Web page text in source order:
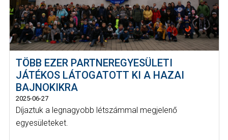
TÖBB EZER PARTNEREGYESÜLETI
JÁTÉKOS LÁTOGATOTT KI A HAZAI
BAJNOKIKRA
2025-06-27
Díjaztuk a legnagyobb létszámmal megjelenő
egyesületeket.